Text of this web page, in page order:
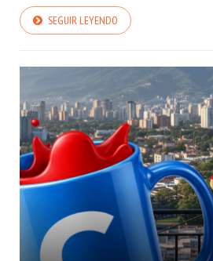
SEGUIR LEYENDO